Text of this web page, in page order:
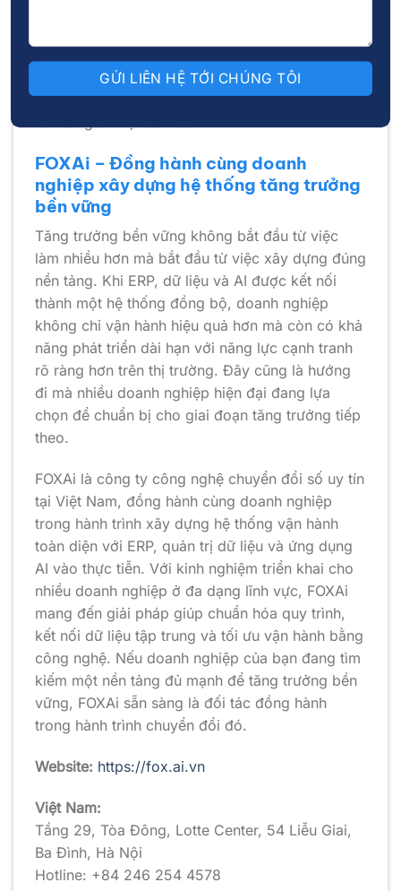
người mà giúp con người đưa ra quyết định
nhanh hơn, chính xác hơn và hiệu quả hơn trên
FOXAi – Đồng hành cùng doanh
nghiệp xây dựng hệ thống tăng trưởng
bền vững
Tăng trưởng bền vững không bắt đầu từ việc
làm nhiều hơn mà bắt đầu từ việc xây dựng đúng
nền tảng. Khi ERP, dữ liệu và AI được kết nối
thành một hệ thống đồng bộ, doanh nghiệp
không chỉ vận hành hiệu quả hơn mà còn có khả
năng phát triển dài hạn với năng lực cạnh tranh
rõ ràng hơn trên thị trường. Đây cũng là hướng
đi mà nhiều doanh nghiệp hiện đại đang lựa
chọn để chuẩn bị cho giai đoạn tăng trưởng tiếp
theo.
FOXAi là công ty công nghệ chuyển đổi số uy tín
tại Việt Nam, đồng hành cùng doanh nghiệp
trong hành trình xây dựng hệ thống vận hành
toàn diện với ERP, quản trị dữ liệu và ứng dụng
AI vào thực tiễn. Với kinh nghiệm triển khai cho
nhiều doanh nghiệp ở đa dạng lĩnh vực, FOXAi
mang đến giải pháp giúp chuẩn hóa quy trình,
kết nối dữ liệu tập trung và tối ưu vận hành bằng
công nghệ. Nếu doanh nghiệp của bạn đang tìm
kiếm một nền tảng đủ mạnh để tăng trưởng bền
vững, FOXAi sẵn sàng là đối tác đồng hành
trong hành trình chuyển đổi đó.
Website: https://fox.ai.vn
Việt Nam:
Tầng 29, Tòa Đông, Lotte Center, 54 Liễu Giai,
Ba Đình, Hà Nội
Hotline: +84 246 254 4578